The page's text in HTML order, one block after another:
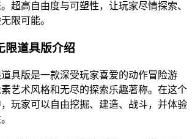
超高自由度与可塑性，让玩家尽情探索、
限可能。
限道具版介绍
具版是一款深受玩家喜爱的动作冒险游
艺术风格和无尽的探索乐趣著称。在这个
玩家可以自由挖掘、建造、战斗，并体验